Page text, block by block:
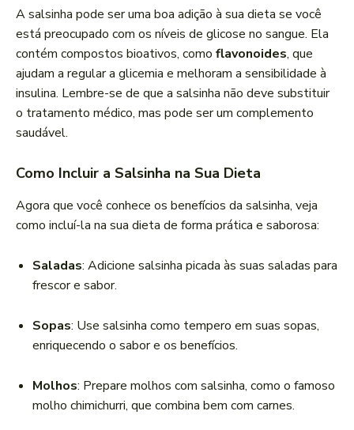
A salsinha pode ser uma boa adição à sua dieta se você
está preocupado com os níveis de glicose no sangue. Ela
contém compostos bioativos, como flavonoides, que
ajudam a regular a glicemia e melhoram a sensibilidade à
insulina. Lembre-se de que a salsinha não deve substituir
o tratamento médico, mas pode ser um complemento
saudável.
Como Incluir a Salsinha na Sua Dieta
Agora que você conhece os benefícios da salsinha, veja
como incluí-la na sua dieta de forma prática e saborosa:
Saladas: Adicione salsinha picada às suas saladas para
frescor e sabor.
Sopas: Use salsinha como tempero em suas sopas,
enriquecendo o sabor e os benefícios.
Molhos: Prepare molhos com salsinha, como o famoso
molho chimichurri, que combina bem com carnes.